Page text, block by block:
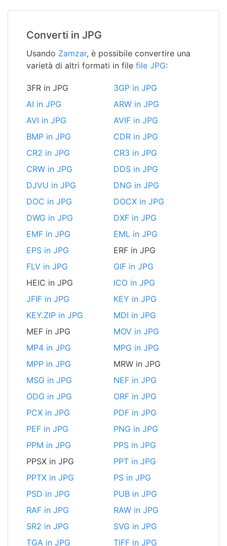
Converti in JPG
Usando Zamzar, è possibile convertire una
varietà di altri formati in file file JPG:
3FR in JPG
3GP in JPG
AI in JPG
ARW in JPG
AVI in JPG
AVIF in JPG
BMP in JPG
CDR in JPG
CR2 in JPG
CR3 in JPG
CRW in JPG
DDS in JPG
DJVU in JPG
DNG in JPG
DOC in JPG
DOCX in JPG
DWG in JPG
DXF in JPG
EMF in JPG
EML in JPG
EPS in JPG
ERF in JPG
FLV in JPG
GIF in JPG
HEIC in JPG
ICO in JPG
JFIF in JPG
KEY in JPG
KEY.ZIP in JPG
MDI in JPG
MEF in JPG
MOV in JPG
MP4 in JPG
MPG in JPG
MPP in JPG
MRW in JPG
MSG in JPG
NEF in JPG
ODG in JPG
ORF in JPG
PCX in JPG
PDF in JPG
PEF in JPG
PNG in JPG
PPM in JPG
PPS in JPG
PPSX in JPG
PPT in JPG
PPTX in JPG
PS in JPG
PSD in JPG
PUB in JPG
RAF in JPG
RAW in JPG
SR2 in JPG
SVG in JPG
TGA in JPG
TIFF in JPG